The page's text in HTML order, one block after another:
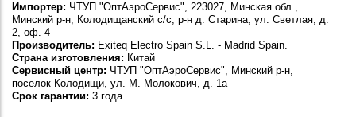
Импортер: ЧТУП "ОптАэроСервис", 223027, Минская обл.,
Минский р-н, Колодищанский с/с, р-н д. Старина, ул. Светлая, д.
2, оф. 4
Производитель: Exiteq Electro Spain S.L. - Madrid Spain.
Страна изготовления: Китай
Сервисный центр: ЧТУП "ОптАэроСервис", Минский р-н,
поселок Колодищи, ул. М. Молокович, д. 1а
Срок гарантии: 3 года